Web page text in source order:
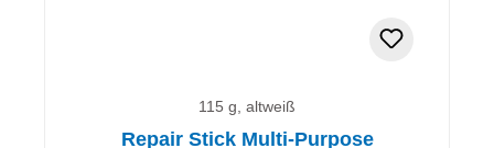
115 g, altweiß
Repair Stick Multi-Purpose